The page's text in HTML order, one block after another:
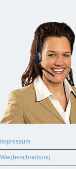
Impressum
Wegbeschreibung